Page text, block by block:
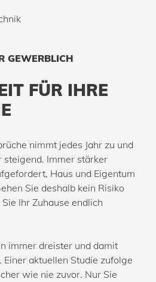
GEWERBLICH
FÜR IHRE
nimmt jedes Jahr zu und
steigend. Immer stärker
Haus und Eigentum
Sie deshalb kein Risiko
Ihr Zuhause endlich
immer dreister und damit
Einer aktuellen Studie zufolge
wie nie zuvor. Nur Sie